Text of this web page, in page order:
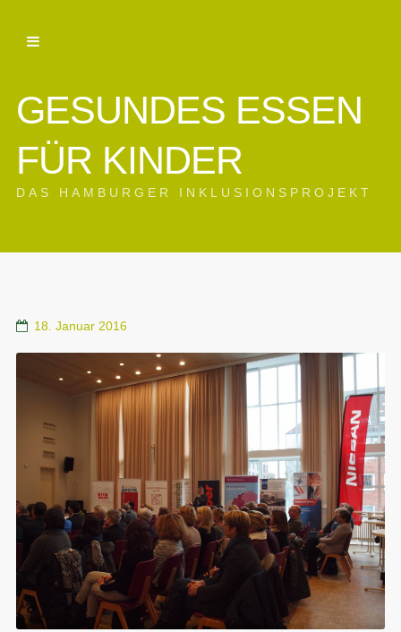
GESUNDES ESSEN
FÜR KINDER
DAS HAMBURGER INKLUSIONSPROJEKT
18. Januar 2016